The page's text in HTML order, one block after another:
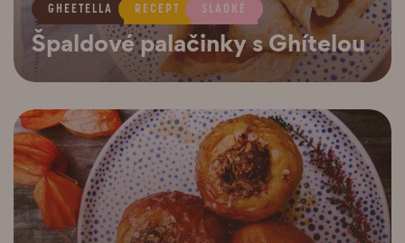
GHEETELLA RECEPT SLADKÉ
Špaldové palačinky s Ghítelou